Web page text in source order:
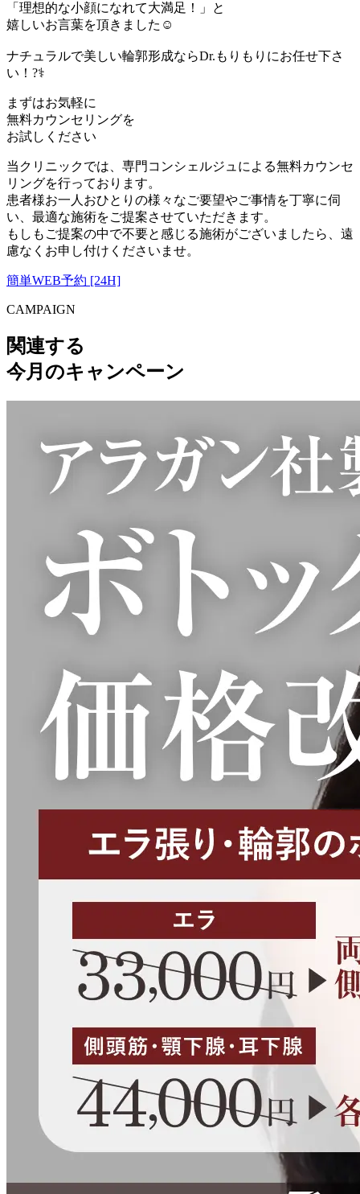
「理想的な小顔になれて大満足！」と
嬉しいお言葉を頂きました☺️
ナチュラルで美しい輪郭形成ならDr.もりもりにお任せ下さ
い！?‍⚕️
まずはお気軽に
無料カウンセリングを
お試しください
当クリニックでは、専門コンシェルジュによる無料カウンセ
リングを行っております。
患者様お一人おひとりの様々なご要望やご事情を丁寧に伺
い、最適な施術をご提案させていただきます。
もしもご提案の中で不要と感じる施術がございましたら、遠
慮なくお申し付けくださいませ。
簡単WEB予約 [24H]
CAMPAIGN
関連する
今月のキャンペーン